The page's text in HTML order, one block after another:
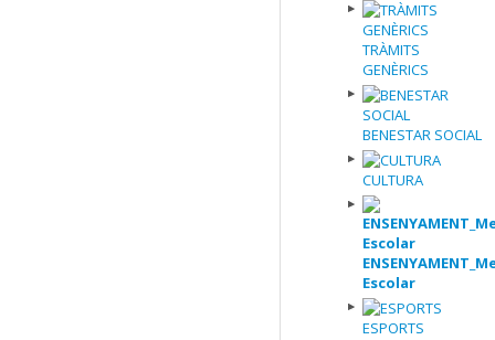
TRÀMITS
GENÈRICS
BENESTAR SOCIAL
CULTURA
Escolar
ESPORTS